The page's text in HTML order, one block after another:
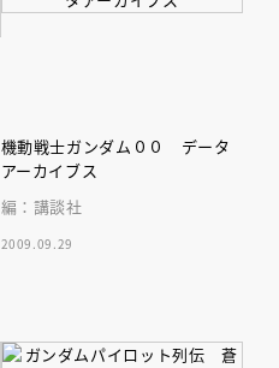
機動戦士ガンダム００ データ
アーカイブス
編：講談社
2009.09.29